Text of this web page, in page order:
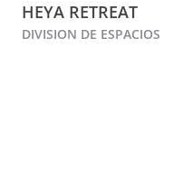
HEYA RETREAT
DIVISION DE ESPACIOS